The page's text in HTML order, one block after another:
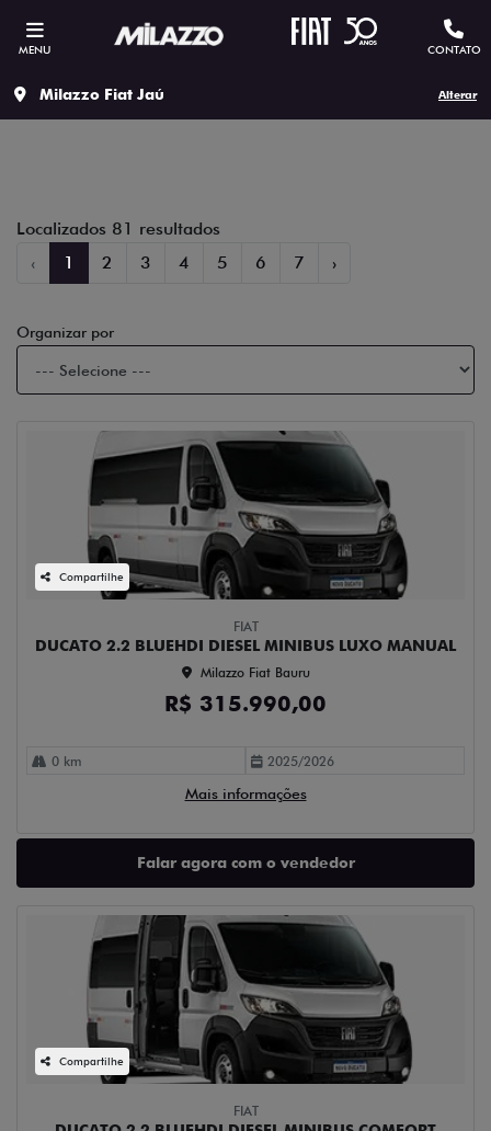
MENU CONTATO
Milazzo Fiat Jaú Alterar
Localizados 81 resultados
‹
1 2 3 4 5 6 7 ›
Organizar por
Compartilhe
FIAT
DUCATO 2.2 BLUEHDI DIESEL MINIBUS LUXO MANUAL
Milazzo Fiat Bauru
R$ 315.990,00
0 km 2025/2026
Mais informações
Falar agora com o vendedor
Compartilhe
FIAT